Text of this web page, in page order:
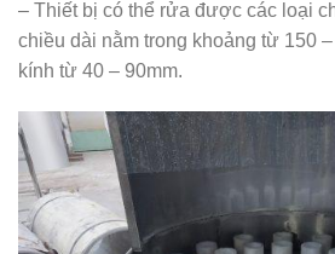
– Thiết bị có thể rửa được các loại
chiều dài nằm trong khoảng từ 150
kính từ 40 – 90mm.